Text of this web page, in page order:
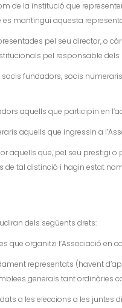
de la institució que
mantingui aquesta
pel seu director, o
pel responsable
fundadors, socis
aquells que participin en
aquells que ingressin a
aquells que, pel seu prestigi
de tal distinció i hagin estat
dels següents drets:
que organitzi l’Associació en
representats (havent
generals tant ordinàries
a les eleccions a les